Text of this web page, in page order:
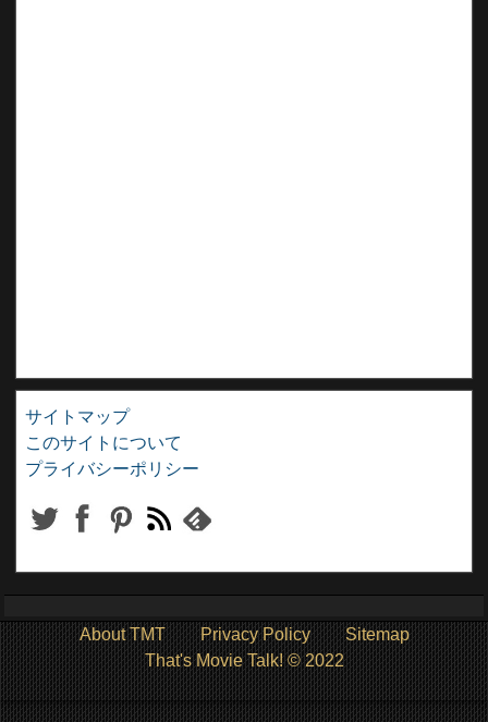
サイトマップ
このサイトについて
プライバシーポリシー
About TMT Privacy Policy
Sitemap
That's Movie Talk! © 2022